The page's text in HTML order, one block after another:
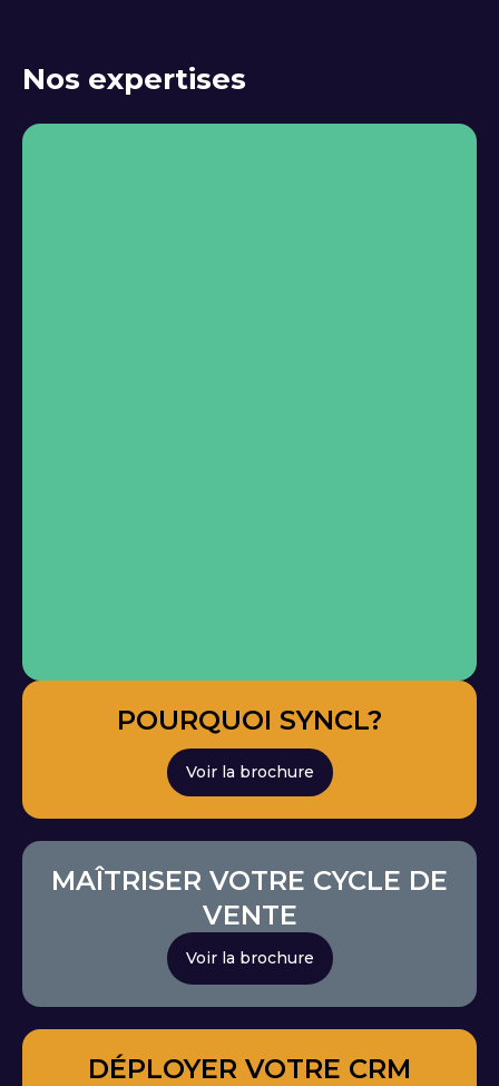
Nos expertises
POURQUOI SYNCL?
Voir la brochure
MAÎTRISER VOTRE CYCLE DE
VENTE
Voir la brochure
DÉPLOYER VOTRE CRM